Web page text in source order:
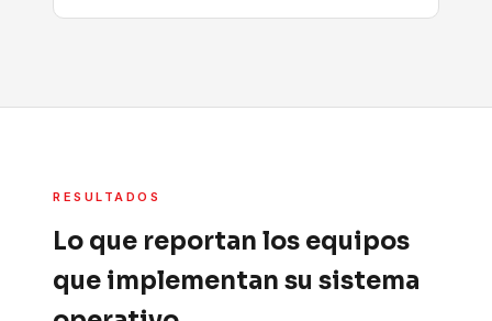
RESULTADOS
Lo que reportan los equipos
que implementan su sistema